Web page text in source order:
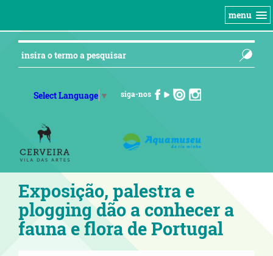
menu
Select Language ▼ siga-nos
Exposição, palestra e
plogging dão a conhecer a
fauna e flora de Portugal